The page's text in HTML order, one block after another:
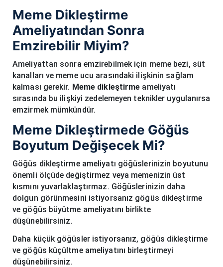
Meme Dikleştirme
Ameliyatından Sonra
Emzirebilir Miyim?
Ameliyattan sonra emzirebilmek için meme bezi, süt
kanalları ve meme ucu arasındaki ilişkinin sağlam
kalması gerekir. Meme dikleştirme ameliyatı
sırasında bu ilişkiyi zedelemeyen teknikler uygulanırsa
emzirmek mümkündür.
Meme Dikleştirmede Göğüs
Boyutum Değişecek Mi?
Göğüs dikleştirme ameliyatı göğüslerinizin boyutunu
önemli ölçüde değiştirmez veya memenizin üst
kısmını yuvarlaklaştırmaz. Göğüslerinizin daha
dolgun görünmesini istiyorsanız göğüs dikleştirme
ve göğüs büyütme ameliyatını birlikte
düşünebilirsiniz.
Daha küçük göğüsler istiyorsanız, göğüs dikleştirme
ve göğüs küçültme ameliyatını birleştirmeyi
düşünebilirsiniz.